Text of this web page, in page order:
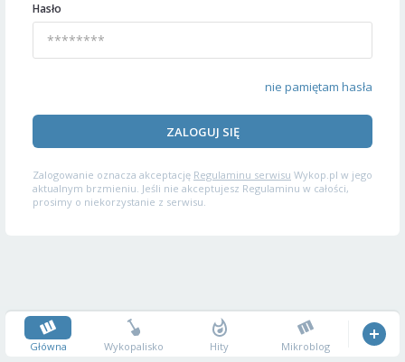
Hasło
nie pamiętam hasła
ZALOGUJ SIĘ
Zalogowanie oznacza akceptację Regulaminu serwisu Wykop.pl w jego
aktualnym brzmieniu. Jeśli nie akceptujesz Regulaminu w całości,
prosimy o niekorzystanie z serwisu.
Główna Wykopalisko Hity Mikroblog